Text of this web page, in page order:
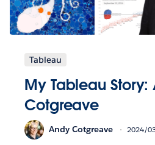
Tableau
My Tableau Story:
Cotgreave
Andy Cotgreave 2024/